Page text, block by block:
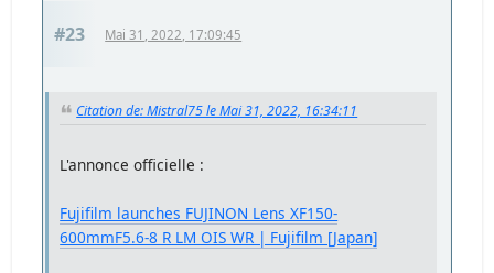
#23 Mai 31, 2022, 17:09:45
Citation de: Mistral75 le Mai 31, 2022, 16:34:11
L'annonce officielle :
Fujifilm launches FUJINON Lens XF150-
600mmF5.6-8 R LM OIS WR | Fujifilm [Japan]